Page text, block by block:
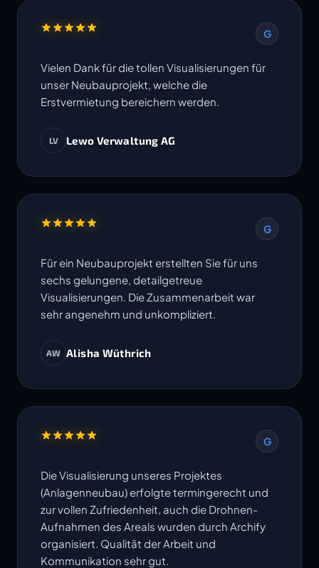
G
Vielen Dank für die tollen Visualisierungen für
unser Neubauprojekt, welche die
Erstvermietung bereichern werden.
LV Lewo Verwaltung AG
G
Für ein Neubauprojekt erstellten Sie für uns
sechs gelungene, detailgetreue
Visualisierungen. Die Zusammenarbeit war
sehr angenehm und unkompliziert.
AW Alisha Wüthrich
G
Die Visualisierung unseres Projektes
(Anlagenneubau) erfolgte termingerecht und
zur vollen Zufriedenheit, auch die Drohnen-
Aufnahmen des Areals wurden durch Archify
organisiert. Qualität der Arbeit und
Kommunikation sehr gut.